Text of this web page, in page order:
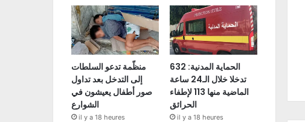
منظّمة تدعو السلطات
إلى التدخل بعد تداول
صور أطفال يعيشون في
الشوارع
il y a 18 heures
الحماية المدنية: 632
تدخلا خلال الـ24 ساعة
الماضية منها 113 لإطفاء
الحرائق
il y a 18 heures